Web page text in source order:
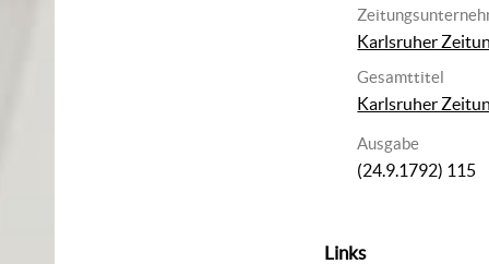
Karlsruher
Gesamttitel
Karlsruher
Ausgabe
(24.9.1792) 115
Links